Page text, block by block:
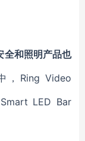
全和照明产品也
，Ring Video
LED Bar